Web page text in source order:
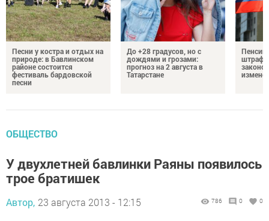
Песни у костра и отдых на
природе: в Бавлинском
районе состоится
фестиваль бардовской
песни
До +28 градусов, но с
дождями и грозами:
прогноз на 2 августа в
Татарстане
ОБЩЕСТВО
У двухлетней бавлинки Раяны появилось
трое братишек
Автор, 23 августа 2013 - 12:15 786 0 0